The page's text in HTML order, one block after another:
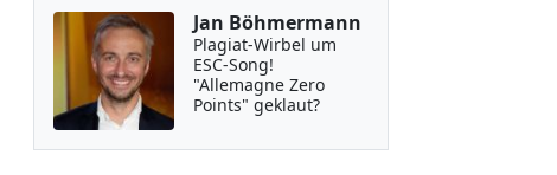
Jan Böhmermann
Plagiat-Wirbel um
ESC-Song!
"Allemagne Zero
Points" geklaut?